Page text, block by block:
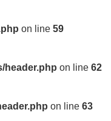
on line 59
header.php on line 62
on line 63